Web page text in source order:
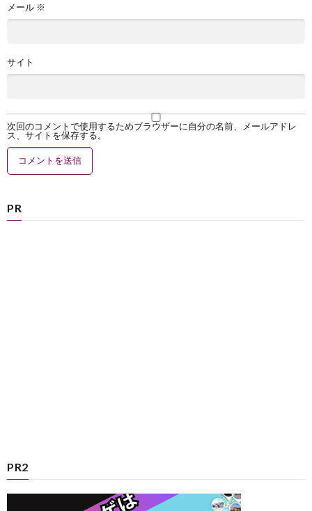
メール ※
サイト
次回のコメントで使用するためブラウザーに自分の名前、メールアドレ
ス、サイトを保存する。
PR
PR2